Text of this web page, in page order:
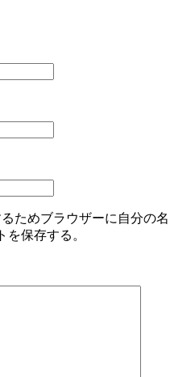
ためブラウザーに自分の名
保存する。